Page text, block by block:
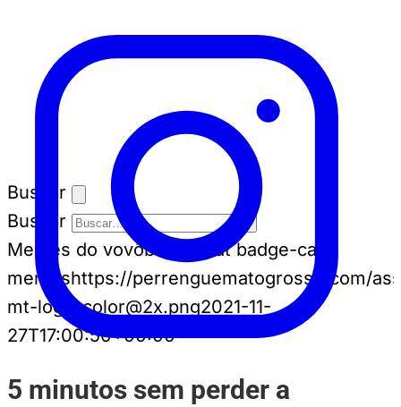
Buscar
Buscar
Memes do vovôbadge-cat badge-cat--
memeshttps://perrenguematogrosso.com/
mt-logo-color@2x.png2021-11-
27T17:00:50+00:00
5 minutos sem perder a